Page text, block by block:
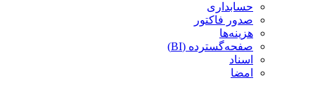
حسابداری
صدور فاکتور
هزینه‌ها
صفحه‌گسترده (BI)
اسناد
امضا